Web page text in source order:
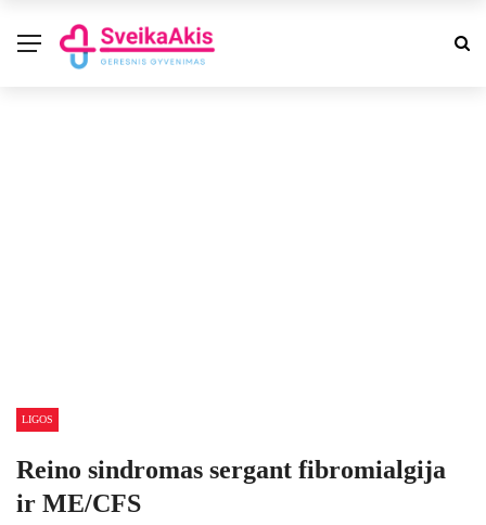
LIGOS
Reino sindromas sergant fibromialgija
ir ME/CFS